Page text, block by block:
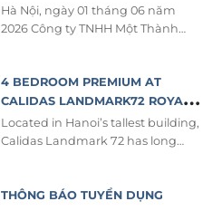
Hà Nội, ngày 01 tháng 06 năm
2026 Công ty TNHH Một Thành
Tower, Khu E6 KĐT Mới Cầu Giấy,
Phường Yên Hòa, Thành Phố Hà
Nội. Điện thoại: 02437723801
Email: hrdept@aonvina.com Giấy
Hoạch […]
4 BEDROOM PREMIUM AT
CALIDAS LANDMARK72 ROYAL
RESIDENCE – A NEW STANDARD
OF LUXURY
Located in Hanoi’s tallest building,
Calidas Landmark 72 has long
term stays. To meet the growing
THÔNG BÁO TUYỂN DỤNG